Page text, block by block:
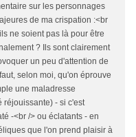
sur les personnages
de ma crispation :<br
ne soient pas là pour être
? Ils sont clairement
un peu d'attention de
selon moi, qu'on éprouve
une maladresse
réjouissante) - si c'est
-<br /> ou éclatants - en
que l'on prend plaisir à